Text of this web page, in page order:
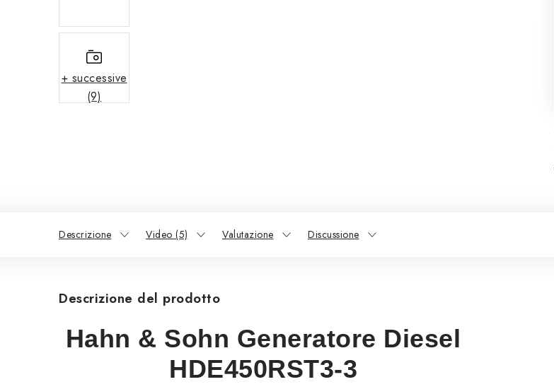
+ successive
(9)
Descrizione Video (5) Valutazione Discussione
Descrizione del prodotto
Hahn & Sohn Generatore Diesel
HDE450RST3-3